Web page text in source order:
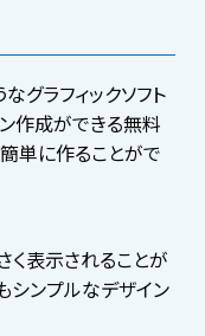
ラフィックソフト
ン作成ができる無料
単に作ることがで
く表示されることが
シンプルなデザイン